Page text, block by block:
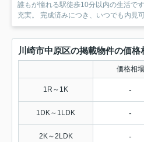
誰もが憧れる駅徒歩10分以内の生活で
充実。 完成済みにつき、いつでも内見
川崎市中原区の掲載物件の価格
価格相場
1R～1K -
1DK～1LDK -
2K～2LDK -